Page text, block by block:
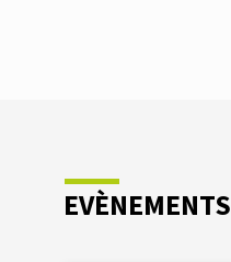
EVÈNEMENTS